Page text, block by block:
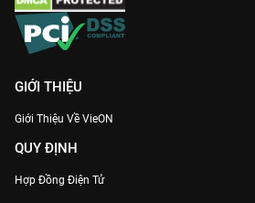
GIỚI THIỆU
Giới Thiệu Về VieON
QUY ĐỊNH
Hợp Đồng Điện Tử